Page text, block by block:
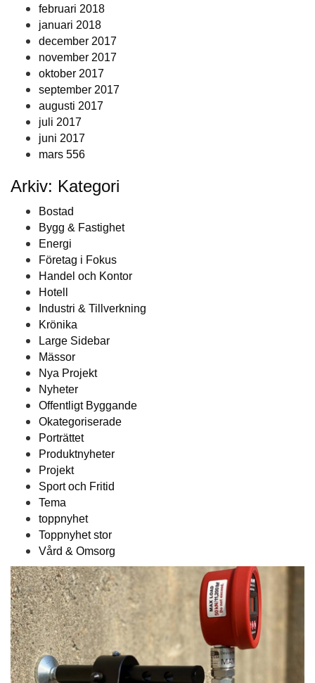
februari 2018
januari 2018
december 2017
november 2017
oktober 2017
september 2017
augusti 2017
juli 2017
juni 2017
mars 556
Arkiv: Kategori
Bostad
Bygg & Fastighet
Energi
Företag i Fokus
Handel och Kontor
Hotell
Industri & Tillverkning
Krönika
Large Sidebar
Mässor
Nya Projekt
Nyheter
Offentligt Byggande
Okategoriserade
Porträttet
Produktnyheter
Projekt
Sport och Fritid
Tema
toppnyhet
Toppnyhet stor
Vård & Omsorg